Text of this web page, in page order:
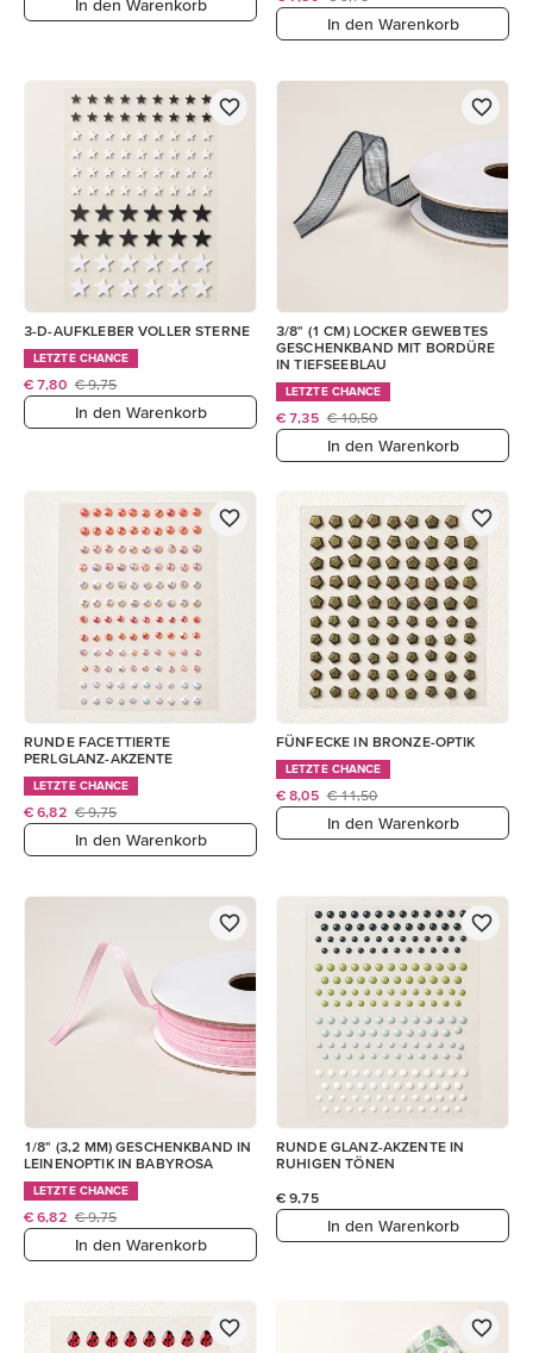
In den Warenkorb
In den Warenkorb
3-D-AUFKLEBER VOLLER STERNE
LETZTE CHANCE
€ 7,80 € 9,75
In den Warenkorb
3/8" (1 CM) LOCKER GEWEBTES
GESCHENKBAND MIT BORDÜRE
IN TIEFSEEBLAU
LETZTE CHANCE
€ 7,35 € 10,50
In den Warenkorb
RUNDE FACETTIERTE
PERLGLANZ-AKZENTE
LETZTE CHANCE
€ 6,82 € 9,75
In den Warenkorb
FÜNFECKE IN BRONZE-OPTIK
LETZTE CHANCE
€ 8,05 € 11,50
In den Warenkorb
1/8" (3,2 MM) GESCHENKBAND IN
LEINENOPTIK IN BABYROSA
LETZTE CHANCE
€ 6,82 € 9,75
In den Warenkorb
RUNDE GLANZ-AKZENTE IN
RUHIGEN TÖNEN
€ 9,75
In den Warenkorb